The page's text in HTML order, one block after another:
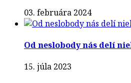
03. februára 2024
Od neslobody nás delí
15. júla 2023